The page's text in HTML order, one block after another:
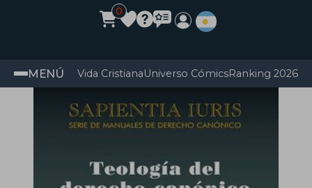
0
MENÚ Vida CristianaUniverso CómicsRanking 2026